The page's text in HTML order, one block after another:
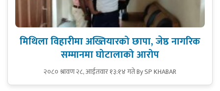
मिथिला विहारीमा अख्तियारको छापा, जेष्ठ नागरिक
सम्मानमा घोटालाको आरोप
२०८० श्रावण २८, आईतवार १३:१४ गतेBy SP KHABAR